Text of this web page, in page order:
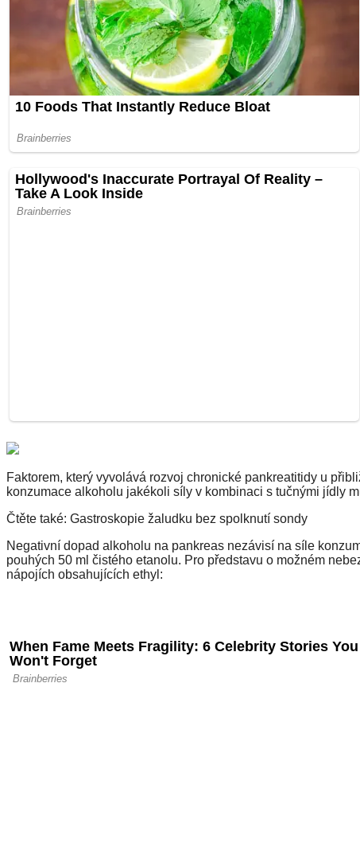
Faktorem, který vyvolává rozvoj chronické pankreatitidy u
konzumace alkoholu jakékoli síly v kombinaci s tučnými jídly
Čtěte také: Gastroskopie žaludku bez spolknutí sondy
Negativní dopad alkoholu na pankreas nezávisí na síle
pouhých 50 ml čistého etanolu. Pro představu o možném
nápojích obsahujících ethyl: